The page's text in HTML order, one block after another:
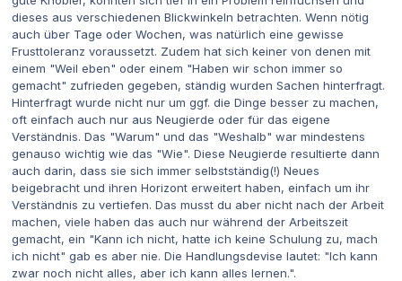
dieses aus verschiedenen Blickwinkeln betrachten. Wenn nötig
auch über Tage oder Wochen, was natürlich eine gewisse
Frusttoleranz voraussetzt. Zudem hat sich keiner von denen mit
einem "Weil eben" oder einem "Haben wir schon immer so
gemacht" zufrieden gegeben, ständig wurden Sachen hinterfragt.
Hinterfragt wurde nicht nur um ggf. die Dinge besser zu machen,
oft einfach auch nur aus Neugierde oder für das eigene
Verständnis. Das "Warum" und das "Weshalb" war mindestens
genauso wichtig wie das "Wie". Diese Neugierde resultierte dann
auch darin, dass sie sich immer selbstständig(!) Neues
beigebracht und ihren Horizont erweitert haben, einfach um ihr
Verständnis zu vertiefen. Das musst du aber nicht nach der Arbeit
machen, viele haben das auch nur während der Arbeitszeit
gemacht, ein "Kann ich nicht, hatte ich keine Schulung zu, mach
ich nicht" gab es aber nie. Die Handlungsdevise lautet: "Ich kann
zwar noch nicht alles, aber ich kann alles lernen.".